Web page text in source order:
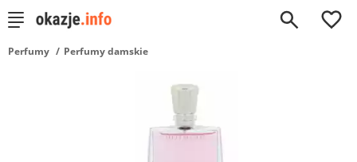
0
Perfumy Perfumy damskie